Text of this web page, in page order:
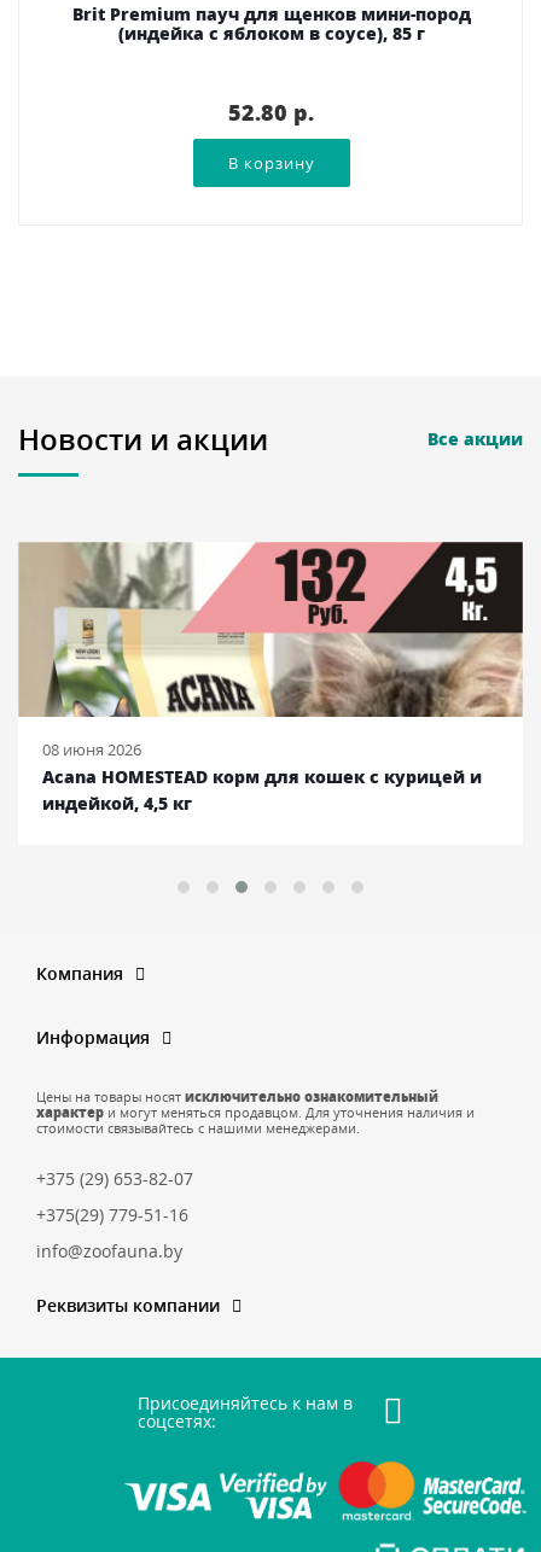
Brit Premium пауч для щенков мини-пород
(индейка с яблоком в соусе), 85 г
52.80 p.
Новости и акции Все акции
08 июня 2026
Acana HOMESTEAD корм для кошек с курицей и
индейкой, 4,5 кг
Компания
Информация
Цены на товары носят исключительно ознакомительный
характер и могут меняться продавцом. Для уточнения наличия и
стоимости связывайтесь с нашими менеджерами.
+375 (29) 653-82-07
+375(29) 779-51-16
info@zoofauna.by
Реквизиты компании
Присоединяйтесь к нам в
соцсетях: